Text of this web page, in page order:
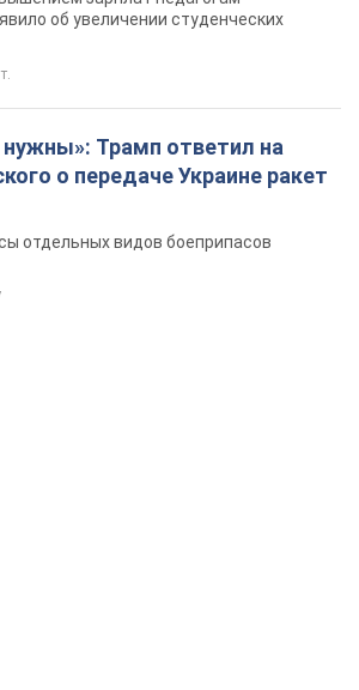
об увеличении студенческих
Трамп ответил на
о передаче Украине ракет
отдельных видов боеприпасов